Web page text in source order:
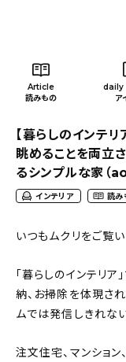
Article
読みもの
daily
ア
新着記事
【暮らしのインテ
眺めることを両立
るシンプルな家（
インテリア 読み
いつもムクリをご覧
「暮らしのインテリア
納、お掃除を体現さ
ムでは発信しきれな
注文住宅、マンショ